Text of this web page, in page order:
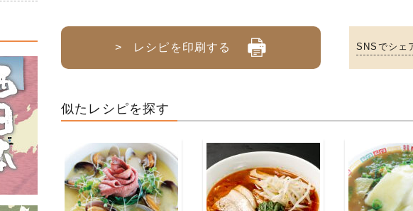
> レシピを印刷する SNSでシェ
似たレシピを探す